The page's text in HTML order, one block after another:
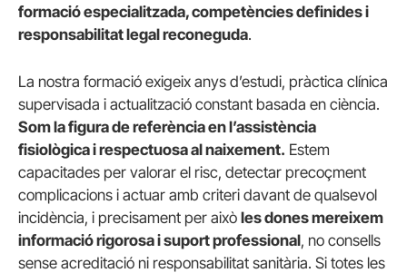
formació especialitzada, competències definides i
responsabilitat legal reconeguda.
La nostra formació exigeix anys d’estudi, pràctica clínica
supervisada i actualització constant basada en ciència.
Som la figura de referència en l’assistència
fisiològica i respectuosa al naixement. Estem
capacitades per valorar el risc, detectar precoçment
complicacions i actuar amb criteri davant de qualsevol
incidència, i precisament per això les dones mereixem
informació rigorosa i suport professional, no consells
sense acreditació ni responsabilitat sanitària. Si totes les